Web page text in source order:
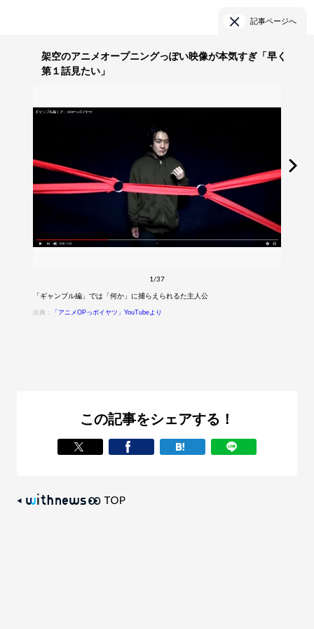
記事ページへ
架空のアニメオープニングっぽい映像が本気すぎ「早く
第１話見たい」
1/37
「ギャンブル編」では「何か」に捕らえられるた主人公
出典： 「アニメOPっポイヤツ」YouTubeより
この記事をシェアする！